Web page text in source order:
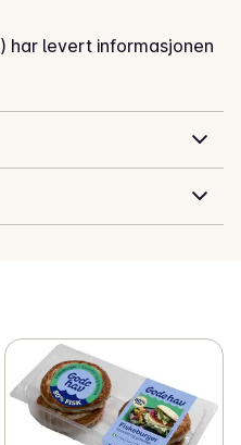
har levert informasjonen